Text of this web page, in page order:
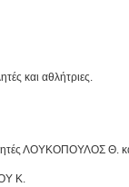
και αθλήτριες.
ΛΟΥΚΟΠΟΥΛΟΣ Θ.
Κ.